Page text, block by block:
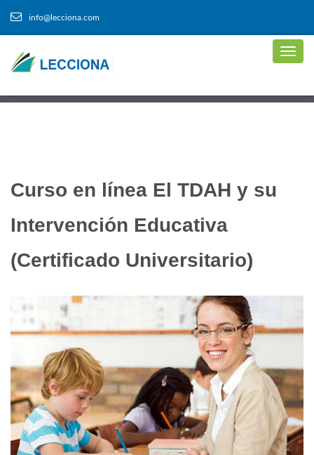
info@lecciona.com
Curso en línea El TDAH y su
Intervención Educativa
(Certificado Universitario)